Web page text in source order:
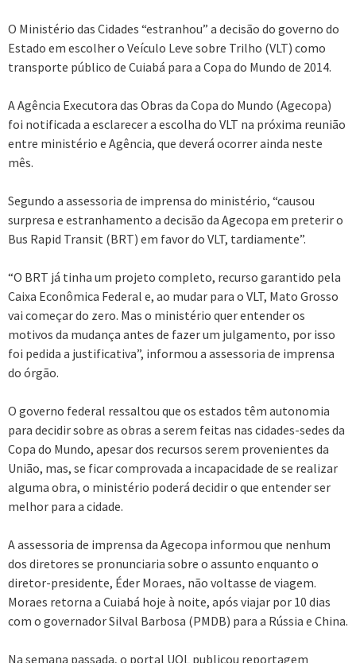
O Ministério das Cidades “estranhou” a decisão do governo do
Estado em escolher o Veículo Leve sobre Trilho (VLT) como
transporte público de Cuiabá para a Copa do Mundo de 2014.
A Agência Executora das Obras da Copa do Mundo (Agecopa)
foi notificada a esclarecer a escolha do VLT na próxima reunião
entre ministério e Agência, que deverá ocorrer ainda neste
mês.
Segundo a assessoria de imprensa do ministério, “causou
surpresa e estranhamento a decisão da Agecopa em preterir o
Bus Rapid Transit (BRT) em favor do VLT, tardiamente”.
“O BRT já tinha um projeto completo, recurso garantido pela
Caixa Econômica Federal e, ao mudar para o VLT, Mato Grosso
vai começar do zero. Mas o ministério quer entender os
motivos da mudança antes de fazer um julgamento, por isso
foi pedida a justificativa”, informou a assessoria de imprensa
do órgão.
O governo federal ressaltou que os estados têm autonomia
para decidir sobre as obras a serem feitas nas cidades-sedes da
Copa do Mundo, apesar dos recursos serem provenientes da
União, mas, se ficar comprovada a incapacidade de se realizar
alguma obra, o ministério poderá decidir o que entender ser
melhor para a cidade.
A assessoria de imprensa da Agecopa informou que nenhum
dos diretores se pronunciaria sobre o assunto enquanto o
diretor-presidente, Éder Moraes, não voltasse de viagem.
Moraes retorna a Cuiabá hoje à noite, após viajar por 10 dias
com o governador Silval Barbosa (PMDB) para a Rússia e China.
Na semana passada, o portal UOL publicou reportagem